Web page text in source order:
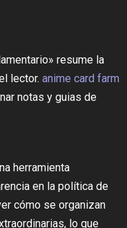
resume la
lector. anime card farm
notas y guias de
herramienta
en la política de
cómo se organizan
lo que